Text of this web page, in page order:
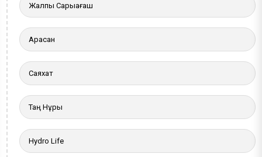
Жалпы Сарыағаш
Арасан
Саяхат
Таң Нұры
Hydro Life